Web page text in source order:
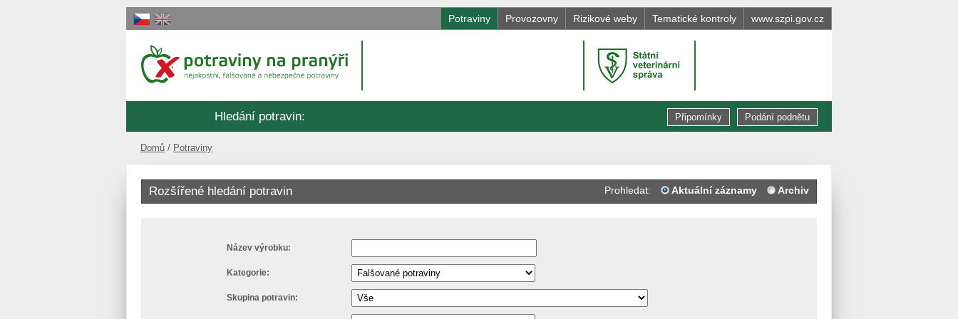
Potraviny Provozovny Rizikové weby Tematické kontroly www.szpi.gov.cz
Hledání potravin: Podání podnětu
Připomínky
Domů Potraviny
Rozšířené hledání potravin Prohledat: Aktuální záznamy Archiv
Název výrobku:
Kategorie:
Skupina potravin: